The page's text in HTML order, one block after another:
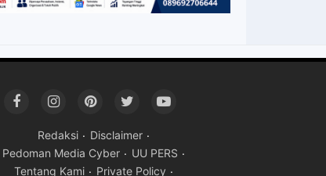
Redaksi
Disclaimer
Pedoman Media Cyber
UU PERS
Tentang Kami
Private Policy